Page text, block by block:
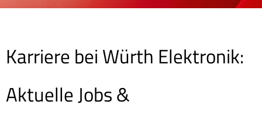
Karriere bei Würth Elektronik:
Aktuelle Jobs &